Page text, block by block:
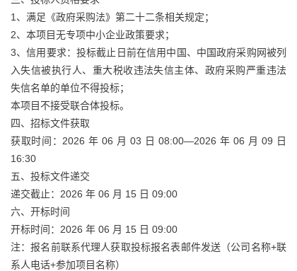
1、满足《政府采购法》第二十二条相关规定；
2、本项目无专项中小企业政策要求；
3、信用要求：投标截止日前在信用中国、中国政府采购网被列
入失信被执行人、重大税收违法失信主体、政府采购严重违法
失信名单的单位不得投标；
本项目不接受联合体投标。
四、招标文件获取
获取时间：2026 年 06 月 03 日 08:00—2026 年 06 月 09 日
16:30
五、投标文件递交
递交截止：2026 年 06 月 15 日 09:00
六、开标时间
开标时间：2026 年 06 月 15 日 09:00
注：报名前联系代理人获取投标报名表邮件发送（公司名称+联
系人电话+参加项目名称）